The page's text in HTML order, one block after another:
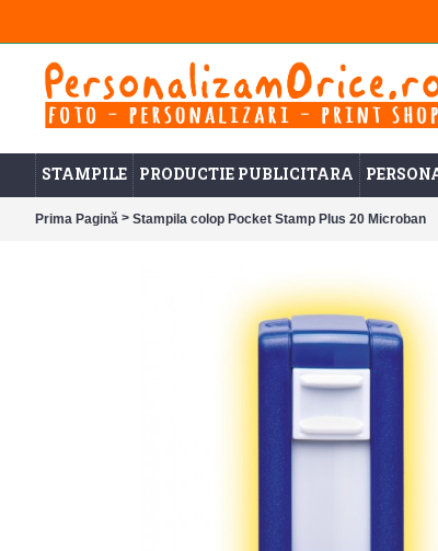
STAMPILE PRODUCTIE PUBLICITARA
Prima Pagină > Stampila colop Pocket Stamp Plus 20 Microban